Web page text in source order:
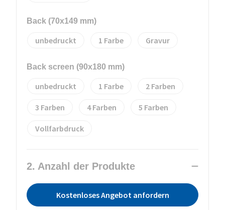
Back (70x149 mm)
unbedruckt 1 Gravur
Back screen (90x180 mm)
unbedruckt 1 2
3 4 5
Vollfarbdruck
2. Anzahl der Produkte
Kostenloses Angebot anfordern